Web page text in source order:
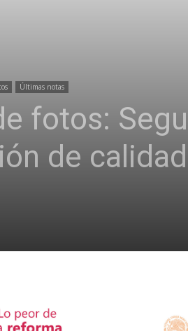
Últimas notas
fotos:
de